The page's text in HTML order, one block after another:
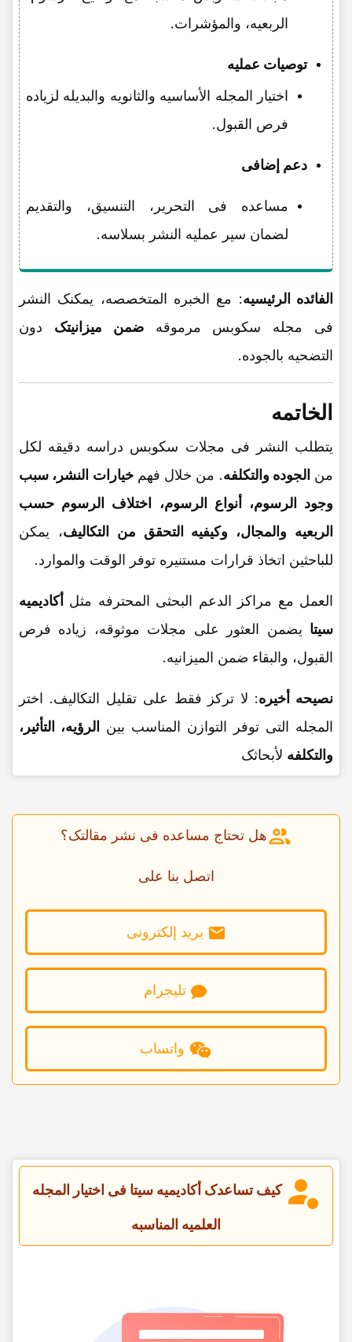
الربعیه، والمؤشرات.
توصیات عملیه
اختیار المجله الأساسیه والثانویه والبدیله لزیاده
فرص القبول.
دعم إضافی
مساعده فی التحریر، التنسیق، والتقدیم
لضمان سیر عملیه النشر بسلاسه.
الفائده الرئیسیه: مع الخبره المتخصصه، یمکنک النشر
فی مجله سکوبس مرموقهضمن میزانیتک دون
التضحیه بالجوده.
الخاتمه
یتطلب النشر فی مجلات سکوبس دراسه دقیقه لکل
من الجوده والتکلفه. من خلال فهمخیارات النشر، سبب
وجود الرسوم، أنواع الرسوم، اختلاف الرسوم حسب
الربعیه والمجال، وکیفیه التحقق من التکالیف، یمکن
للباحثین اتخاذ قرارات مستنیره توفر الوقت والموارد.
العمل مع مراکز الدعم البحثی المحترفه مثل أکادیمیه
سیتا یضمن العثور على مجلات موثوقه، زیاده فرص
القبول، والبقاء ضمن المیزانیه.
نصیحه أخیره: لا ترکز فقط على تقلیل التکالیف. اختر
المجله التی توفر التوازن المناسب بین
الرؤیه، التأثیر،
والتکلفه لأبحاثک
هل تحتاج مساعده فی نشر مقالتک؟
اتصل بنا على
برید إلکترونی
تلیجرام
واتساب
کیف تساعدک أکادیمیه سیتا فی اختیار المجله
العلمیه المناسبه